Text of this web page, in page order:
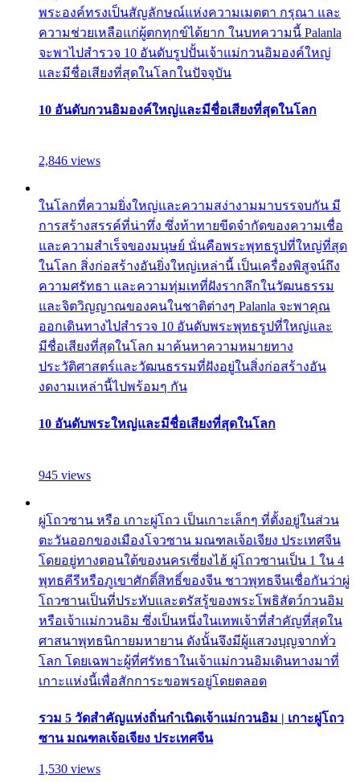
พระองค์ทรงเป็นสัญลักษณ์แห่งความเมตตา กรุณา และ
ความช่วยเหลือแก่ผู้ตกทุกข์ได้ยาก ในบทความนี้ Palanla
จะพาไปสำรวจ 10 อันดับรูปปั้นเจ้าแม่กวนอิมองค์ใหญ่
และมีชื่อเสียงที่สุดในโลกในปัจจุบัน
10 อันดับกวนอิมองค์ใหญ่และมีชื่อเสียงที่สุดในโลก
2,846 views
ในโลกที่ความยิ่งใหญ่และความสง่างามมาบรรจบกัน มี
การสร้างสรรค์ที่น่าทึ่ง ซึ่งท้าทายขีดจำกัดของความเชื่อ
และความสำเร็จของมนุษย์ นั่นคือพระพุทธรูปที่ใหญ่ที่สุด
ในโลก สิ่งก่อสร้างอันยิ่งใหญ่เหล่านี้ เป็นเครื่องพิสูจน์ถึง
ความศรัทธา และความทุ่มเทที่ฝังรากลึกในวัฒนธรรม
และจิตวิญญาณของคนในชาติต่างๆ Palanla จะพาคุณ
ออกเดินทางไปสำรวจ 10 อันดับพระพุทธรูปที่ใหญ่และ
มีชื่อเสียงที่สุดในโลก มาค้นหาความหมายทาง
ประวัติศาสตร์และวัฒนธรรมที่ฝังอยู่ในสิ่งก่อสร้างอัน
งดงามเหล่านี้ไปพร้อมๆ กัน
10 อันดับพระใหญ่และมีชื่อเสียงที่สุดในโลก
945 views
ผู่โถวซาน หรือ เกาะผู่โถว เป็นเกาะเล็กๆ ที่ตั้งอยู่ในส่วน
ตะวันออกของเมืองโจวซาน มณฑลเจ้อเจียง ประเทศจีน
โดยอยู่ทางตอนใต้ของนครเซี่ยงไฮ้ ผู่โถวซานเป็น 1 ใน 4
พุทธคีรีหรือภูเขาศักดิ์สิทธิ์ของจีน ชาวพุทธจีนเชื่อกันว่าผู่
โถวซานเป็นที่ประทับและตรัสรู้ของพระโพธิสัตว์กวนอิม
หรือเจ้าแม่กวนอิม ซึ่งเป็นหนึ่งในเทพเจ้าที่สำคัญที่สุดใน
ศาสนาพุทธนิกายมหายาน ดังนั้นจึงมีผู้แสวงบุญจากทั่ว
โลก โดยเฉพาะผู้ที่ศรัทธาในเจ้าแม่กวนอิมเดินทางมาที่
เกาะแห่งนี้เพื่อสักการะขอพรอยู่โดยตลอด
รวม 5 วัดสำคัญแห่งถิ่นกำเนิดเจ้าแม่กวนอิม | เกาะผู่โถว
ซาน มณฑลเจ้อเจียง ประเทศจีน
1,530 views